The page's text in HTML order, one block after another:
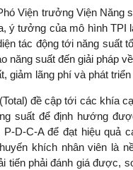
Viện trưởng Viện Năng
ý tưởng của mô hình TPI
tác động tới năng suất
năng suất đến giải pháp
giảm lãng phí và phát
đề cập tới các khía
suất để định hướng
D-C-A để đạt hiệu quả
khích nhân viên là
tiến phải đánh giá được,